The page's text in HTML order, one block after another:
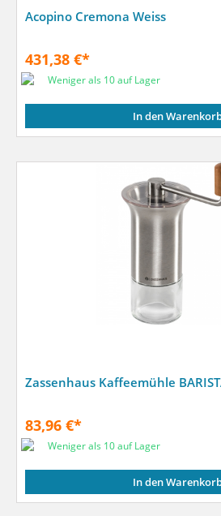
Acopino Cremona Weiss
431,38 €*
Weniger als 10 auf Lager
In den
Zassenhaus Kaffeemühle
83,96 €*
Weniger als 10 auf Lager
In den